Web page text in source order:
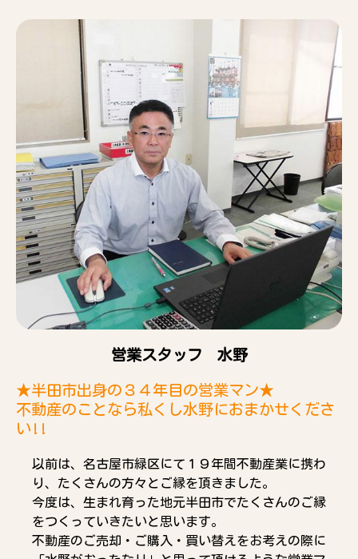
営業スタッフ 水野
★半田市出身の３４年目の営業マン★
不動産のことなら私くし水野におまかせくださ
い!!
以前は、名古屋市緑区にて１９年間不動産業に携わ
り、たくさんの方々とご縁を頂きました。
今度は、生まれ育った地元半田市でたくさんのご縁
をつくっていきたいと思います。
不動産のご売却・ご購入・買い替えをお考えの際に